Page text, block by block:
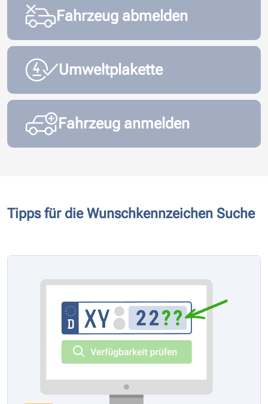
Fahrzeug abmelden
Umweltplakette
Fahrzeug anmelden
Tipps für die Wunschkennzeichen Suche